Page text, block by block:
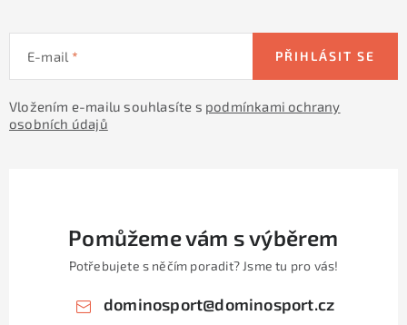
E-mail
Vložením e-mailu souhlasíte s podmínkami ochrany
osobních údajů
PŘIHLÁSIT SE
Pomůžeme vám s výběrem
Potřebujete s něčím poradit? Jsme tu pro vás!
dominosport@dominosport.cz